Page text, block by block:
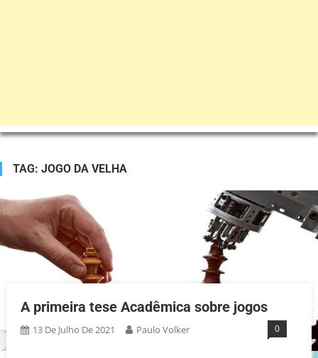
TAG: JOGO DA VELHA
A primeira tese Acadêmica sobre jogos
13 De Julho De 2021 Paulo Volker 0